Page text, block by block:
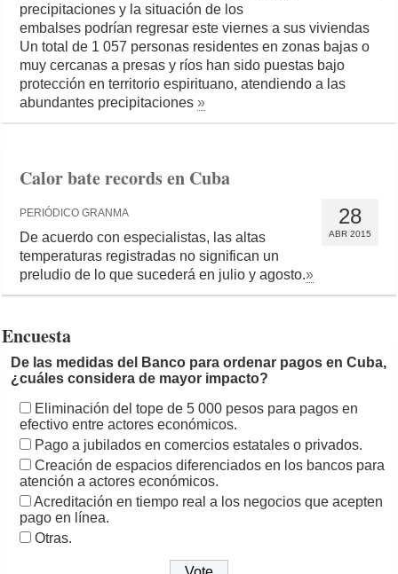
precipitaciones y la situación de los
embalses podrían regresar este viernes a sus viviendas
Un total de 1 057 personas residentes en zonas bajas o
muy cercanas a presas y ríos han sido puestas bajo
protección en territorio espirituano, atendiendo a las
abundantes precipitaciones»
Calor bate records en Cuba
28
ABR 2015
PERIÓDICO GRANMA
De acuerdo con especialistas, las altas
temperaturas registradas no significan un
preludio de lo que sucederá en julio y agosto.»
Encuesta
De las medidas del Banco para ordenar pagos en Cuba,
¿cuáles considera de mayor impacto?
Eliminación del tope de 5 000 pesos para pagos en
efectivo entre actores económicos.
Pago a jubilados en comercios estatales o privados.
Creación de espacios diferenciados en los bancos para
atención a actores económicos.
Acreditación en tiempo real a los negocios que acepten
pago en línea.
Otras.